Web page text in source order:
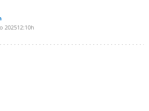
202512:10h